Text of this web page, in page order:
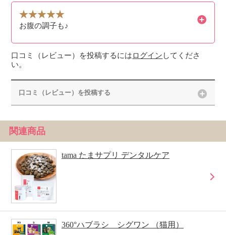
お腹の調子も♪
口コミ（レビュー）を投稿するにはログイン してくださ
い。
口コミ（レビュー）を投稿する
関連商品
tama たまサプリ デンタルケア
360°ハブラシ シグワン （猫用）